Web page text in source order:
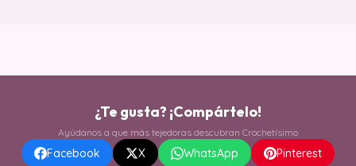
¿Te gusta? ¡Compártelo!
Ayúdanos a que más tejedoras descubran Crochetísimo
Facebook X WhatsApp
Pinterest